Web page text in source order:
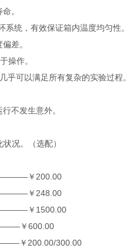
。
统，有效保证箱内温度均匀性。
差。
操作。
可以满足所有复杂的实验过程。
不发生意外。
况。（选配）
￥200.00
￥248.00
￥1500.00
￥600.00
200.00/300.00